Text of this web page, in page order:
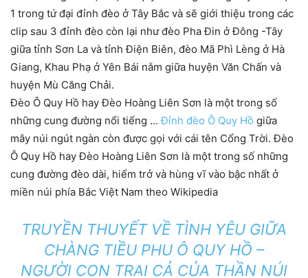
1 trong tứ đại đỉnh đèo ở Tây Bắc và sẽ giới thiệu trong các
clip sau 3 đỉnh đèo còn lại như đèo Pha Đin ở Đông -Tây
giữa tỉnh Sơn La và tỉnh Điện Biên, đèo Mã Phì Lèng ở Hà
Giang, Khau Phạ ở Yên Bái nằm giữa huyện Văn Chấn và
huyện Mù Căng Chải.
Đèo Ô Quy Hồ hay Đèo Hoàng Liên Sơn là một trong số
những cung đường nổi tiếng …Đỉnh đèo Ô Quy Hồ giữa
mây núi ngút ngàn còn được gọi với cái tên Cổng Trời. Đèo
Ô Quy Hồ hay Đèo Hoàng Liên Sơn là một trong số những
cung đường đèo dài, hiểm trở và hùng vĩ vào bậc nhất ở
miền núi phía Bắc Việt Nam theo Wikipedia
TRUYỀN THUYẾT VỀ TÌNH YÊU GIỮA
CHÀNG TIỀU PHU Ô QUY HỒ –
NGƯỜI CON TRAI CẢ CỦA THẦN NÚI